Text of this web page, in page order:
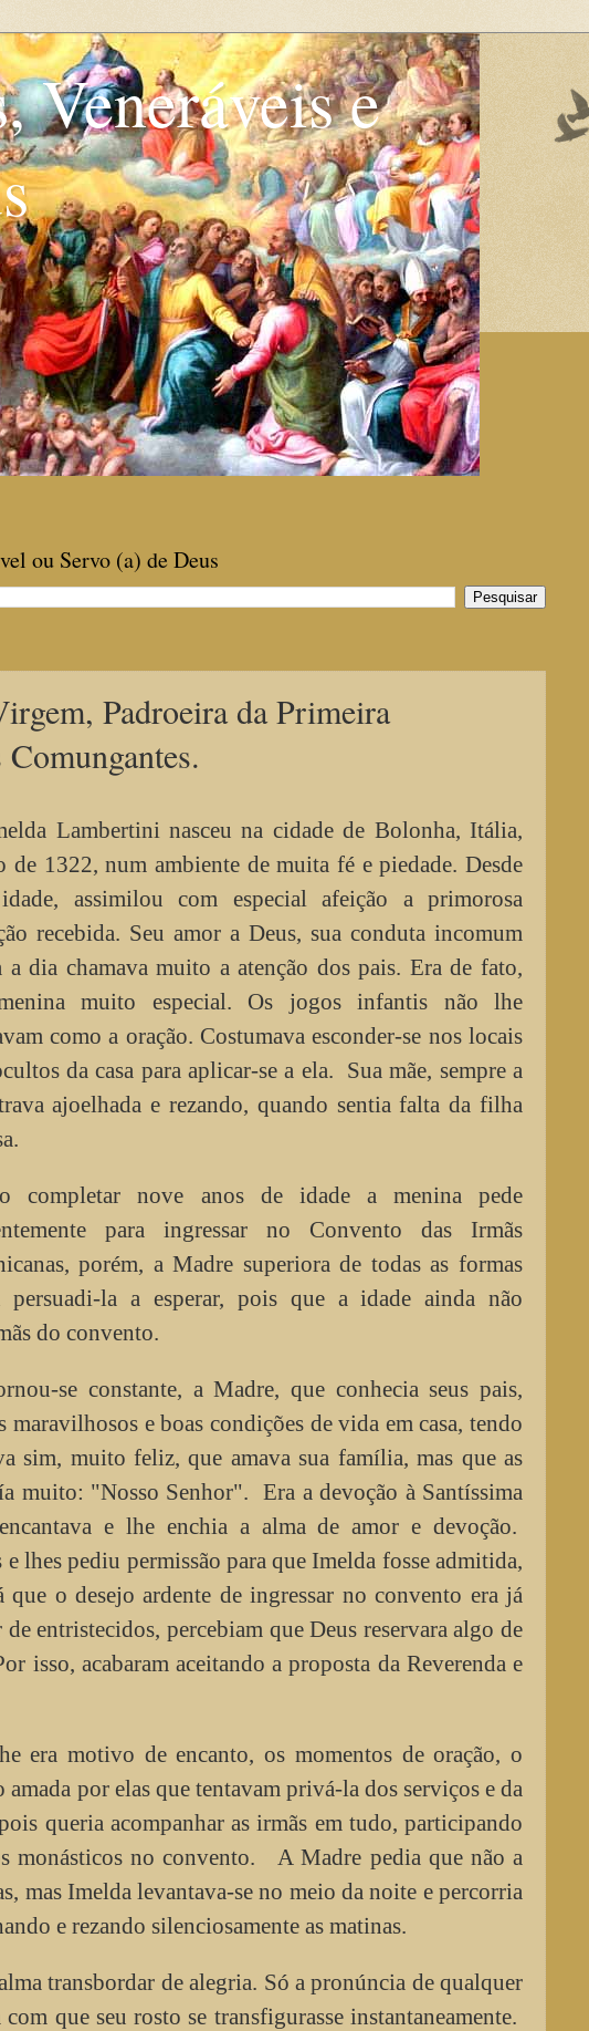
Veneráveis e
ou Servo (a) de Deus
Padroeira da Primeira
Lambertini nasceu na cidade de Bolonha, Itália,
de 1322, num ambiente de muita fé e piedade. Desde
assimilou com especial afeição a primorosa
recebida. Seu amor a Deus, sua conduta incomum
a dia chamava muito a atenção dos pais. Era de fato,
muito especial. Os jogos infantis não lhe
como a oração. Costumava esconder-se nos locais
da casa para aplicar-se a ela. Sua mãe, sempre a
ajoelhada e rezando, quando sentia falta da filha
completar nove anos de idade a menina pede
para ingressar no Convento das Irmãs
porém, a Madre superiora de todas as formas
persuadi-la a esperar, pois que a idade ainda não
do convento.
se constante, a Madre, que conhecia seus pais,
e boas condições de vida em casa, tendo
sim, muito feliz, que amava sua família, mas que as
muito: "Nosso Senhor". Era a devoção à Santíssima
e lhe enchia a alma de amor e devoção.
lhes pediu permissão para que Imelda fosse admitida,
o desejo ardente de ingressar no convento era já
entristecidos, percebiam que Deus reservara algo de
isso, acabaram aceitando a proposta da Reverenda e
era motivo de encanto, os momentos de oração, o
por elas que tentavam privá-la dos serviços e da
queria acompanhar as irmãs em tudo, participando
monásticos no convento. A Madre pedia que não a
mas Imelda levantava-se no meio da noite e percorria
e rezando silenciosamente as matinas.
transbordar de alegria. Só a pronúncia de qualquer
que seu rosto se transfigurasse instantaneamente.